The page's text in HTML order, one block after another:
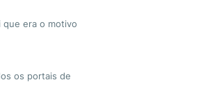
que era o motivo
os portais de